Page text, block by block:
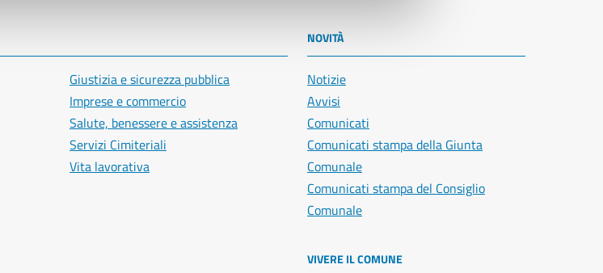
Giustizia e sicurezza pubblica
Imprese e commercio
Salute, benessere e assistenza
Servizi Cimiteriali
Vita lavorativa
NOVITÀ
Notizie
Avvisi
Comunicati
Comunicati stampa della Giunta
Comunale
Comunicati stampa del Consiglio
Comunale
VIVERE IL COMUNE